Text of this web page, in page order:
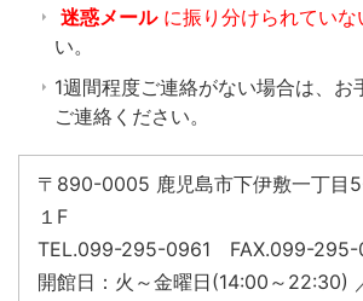
迷惑メール に振り分けられていな
い。
1週間程度ご連絡がない場合は、お
ご連絡ください。
〒890-0005 鹿児島市下伊敷一丁
１F
TEL.099-295-0961 FAX.099-295-
開館日：火～金曜日(14:00～22:30)